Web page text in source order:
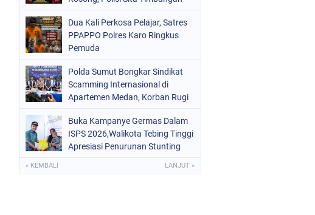
Dua Kali Perkosa Pelajar, Satres
PPAPPO Polres Karo Ringkus
Pemuda
Polda Sumut Bongkar Sindikat
Scamming Internasional di
Apartemen Medan, Korban Rugi
Buka Kampanye Germas Dalam
ISPS 2026,Walikota Tebing Tinggi
Apresiasi Penurunan Stunting
« KEMBALI LANJUT »